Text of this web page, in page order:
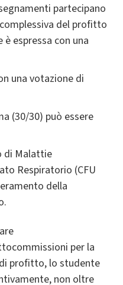
partecipano
del profitto
espressa con una
una votazione di
(30/30) può essere
di Malattie
Respiratorio (CFU
della
per la
profitto, lo studente
non oltre